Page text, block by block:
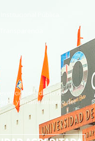
del delito de
y financiamiento del